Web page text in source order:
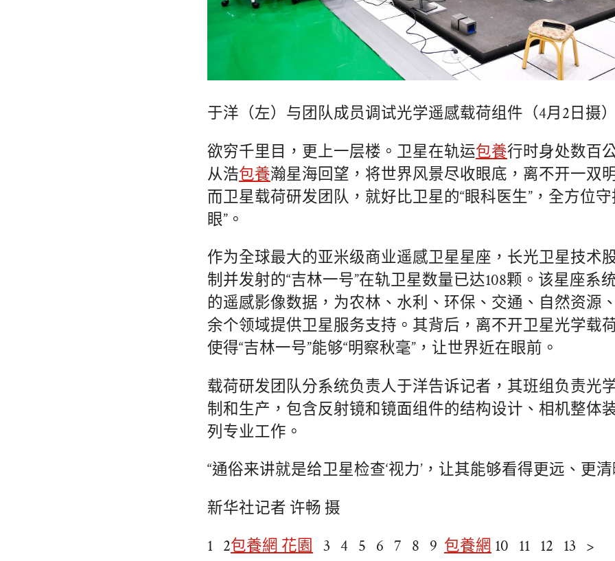
于洋（左）与团队成员调试光学遥感载荷组件（4月2日摄
欲穷千里目，更上一层楼。卫星在轨运包養行时身处数百
从浩包養瀚星海回望，将世界风景尽收眼底，离不开一双明
而卫星载荷研发团队，就好比卫星的“眼科医生”，全方位
眼”。
作为全球最大的亚米级商业遥感卫星星座，长光卫星技术
制并发射的“吉林一号”在轨卫星数量已达108颗。该星座系
的遥感影像数据，为农林、水利、环保、交通、自然资源
余个领域提供卫星服务支持。其背后，离不开卫星光学载
使得“吉林一号”能够“明察秋毫”，让世界近在眼前。
载荷研发团队分系统负责人于洋告诉记者，其班组负责光
制和生产，包含反射镜和镜面组件的结构设计、相机整体
列专业工作。
“通俗来讲就是给卫星检查‘视力’，让其能够看得更远、更清
新华社记者 许畅 摄
1 2包養網 花園 3 4 5 6 7 8 9 包養網 10 11 12 13 >